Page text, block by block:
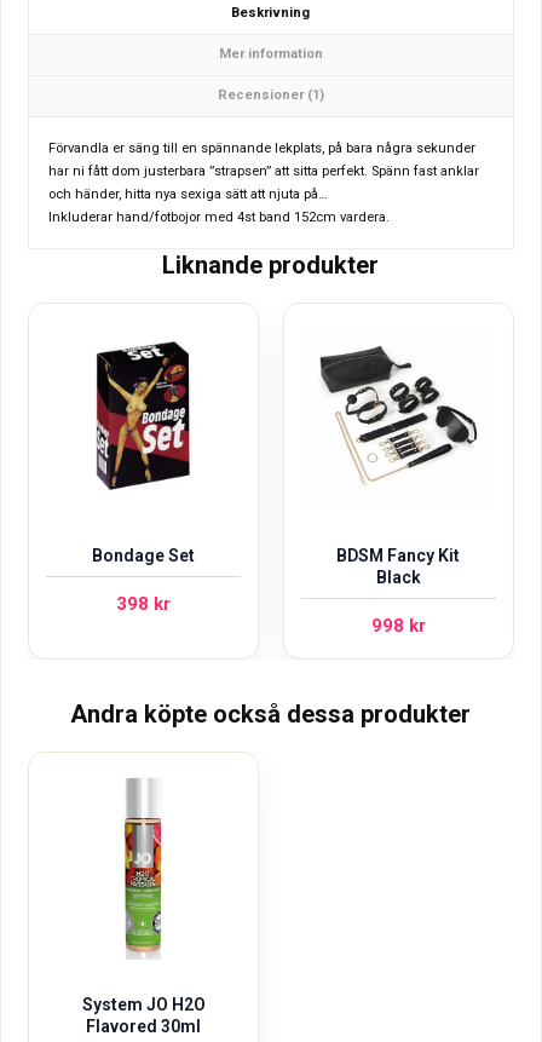
Beskrivning
Mer information
Recensioner (1)
Förvandla er säng till en spännande lekplats, på bara några sekunder
har ni fått dom justerbara ”strapsen” att sitta perfekt. Spänn fast anklar
och händer, hitta nya sexiga sätt att njuta på…
Inkluderar hand/fotbojor med 4st band 152cm vardera.
Liknande produkter
Bondage Set
398 kr
BDSM Fancy Kit
Black
998 kr
Andra köpte också dessa produkter
System JO H2O
Flavored 30ml